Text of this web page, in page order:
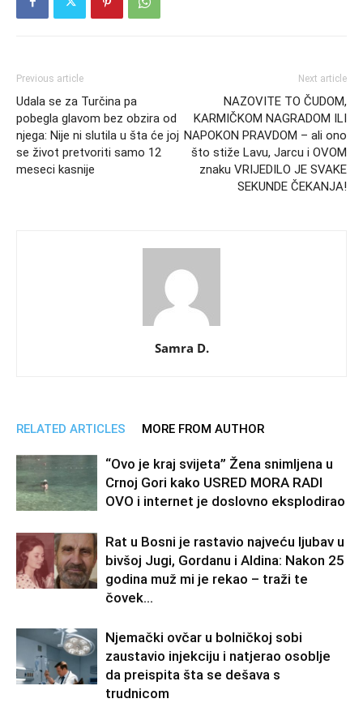
Previous article
Udala se za Turčina pa
pobegla glavom bez obzira od
njega: Nije ni slutila u šta će joj
se život pretvoriti samo 12
meseci kasnije
Next article
NAZOVITE TO ČUDOM,
KARMIČKOM NAGRADOM ILI
NAPOKON PRAVDOM – ali ono
što stiže Lavu, Jarcu i OVOM
znaku VRIJEDILO JE SVAKE
SEKUNDE ČEKANJA!
Samra D.
RELATED ARTICLES MORE FROM AUTHOR
“Ovo je kraj svijeta” Žena snimljena u
Crnoj Gori kako USRED MORA RADI
OVO i internet je doslovno eksplodirao
Rat u Bosni je rastavio najveću ljubav u
bivšoj Jugi, Gordanu i Aldina: Nakon 25
godina muž mi je rekao – traži te
čovek...
Njemački ovčar u bolničkoj sobi
zaustavio injekciju i natjerao osoblje
da preispita šta se dešava s
trudnicom